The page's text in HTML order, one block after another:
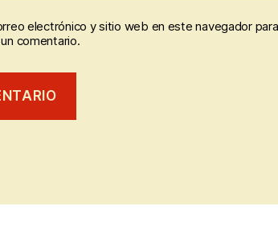
electrónico y sitio web en este navegador
comentario.